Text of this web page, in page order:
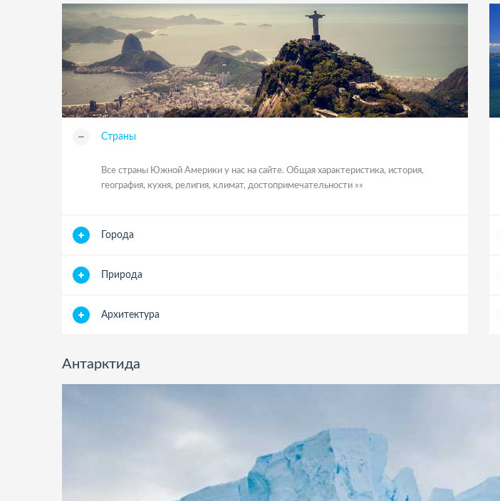
Страны
Все страны Южной Америки у нас на сайте. Общая характеристика, история,
география, кухня, религия, климат, достопримечательности »»
Города
Природа
Архитектура
Антарктида